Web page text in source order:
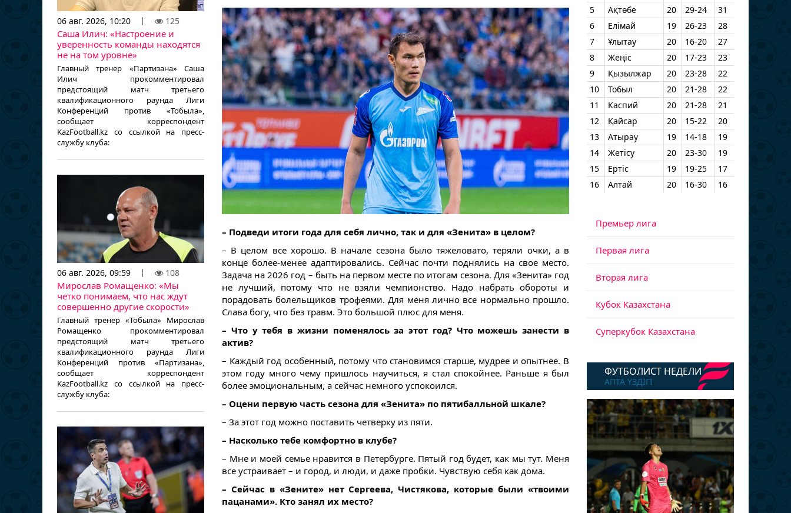
06 авг. 2026, 10:20 125
Саша Илич: «Настроение и
уверенность команды находятся
не на том уровне»
Главный тренер «Партизана» Саша
Илич прокомментировал
предстоящий матч третьего
квалификационного раунда Лиги
Конференций против «Тобыла»,
сообщает корреспондент
KazFootball.kz со ссылкой на пресс-
службу клуба:
06 авг. 2026, 09:59 108
Мирослав Ромащенко: «Мы
четко понимаем, что нас ждут
совершенно другие скорости»
Главный тренер «Тобыла» Мирослав
Ромащенко прокомментировал
предстоящий матч третьего
квалификационного раунда Лиги
Конференций против «Партизана»,
сообщает корреспондент
KazFootball.kz со ссылкой на пресс-
службу клуба:
– Подведи итоги года для себя лично, так и для «Зенита» в целом?
– В целом все хорошо. В начале сезона было тяжеловато, теряли очки, а в
конце более-менее адаптировались. Сейчас почти поднялись на свое место.
Задача на 2026 год – быть на первом месте по итогам сезона. Для «Зенита» год
не лучший, потому что не взяли чемпионство. Надо набрать обороты и
порадовать болельщиков трофеями. Для меня лично все нормально прошло.
Слава богу, что без травм. Это большой плюс для меня.
– Что у тебя в жизни поменялось за этот год? Что можешь занести в
актив?
– Каждый год особенный, потому что становимся старше, мудрее и опытнее. В
этом году много чему пришлось научиться, я стал спокойнее. Раньше я был
более эмоциональным, а сейчас немного успокоился.
– Оцени первую часть сезона для «Зенита» по пятибалльной шкале?
– За этот год можно поставить четверку из пяти.
– Насколько тебе комфортно в клубе?
– Мне и моей семье нравится в Петербурге. Пятый год будет, как мы тут. Меня
все устраивает – и город, и люди, и даже пробки. Чувствую себя как дома.
– Сейчас в «Зените» нет Сергеева, Чистякова, которые были «твоими
пацанами». Кто занял их место?
5
Ақтөбе 20 29-24
31
6
Елімай 19 26-23
28
7
Ұлытау 20 16-20
27
8
Жеңіс 20 17-23
23
9
Қызылжар 20 23-28
22
10
Тобыл 20 21-28
22
11
Каспий 20 21-28
21
12
Қайсар 20 15-22
20
13
Атырау 19 14-18
19
14
Жетісу 20 23-30
19
15
Ертіс 19 19-25
17
16
Алтай 20 16-30 16
Премьер лига
Первая лига
Вторая лига
Кубок Казахстана
Суперкубок Казахстана
ФУТБОЛИСТ НЕДЕЛИ
АПТА ҮЗДІГІ